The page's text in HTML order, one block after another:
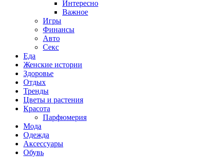
Интересно
Важное
Игры
Финансы
Авто
Секс
Еда
Женские истории
Здоровье
Отдых
Тренды
Цветы и растения
Красота
Парфюмерия
Мода
Одежда
Аксессуары
Обувь